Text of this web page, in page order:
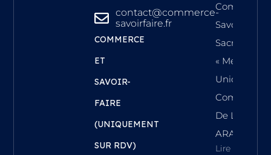
contact@commerce-
savoirfaire.fr
COMMERCE
ET
SAVOIR-
FAIRE
(UNIQUEMENT
SUR RDV)
Commerce
Savoir-Faire
Sacrée
« Meilleure
Union
De La
ARA !
Lire L'article